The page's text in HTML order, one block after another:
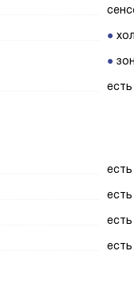
есть
есть
есть
есть
есть